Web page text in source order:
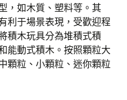
，如木質、塑料等。其
利于場景表現，受歡迎程
積木玩具分為堆積式積
能動式積木。按照顆粒大
顆粒、小顆粒、迷你顆粒